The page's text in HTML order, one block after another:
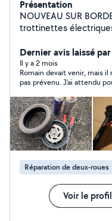
Présentation
NOUVEAU SUR BORDEAUX Réparation
trottinettes
me lance sur
efficace : Intervention à domicile, a l'endroit où vous
êtes en panne (rapide et
domicile (tarifs plus
réparation sur place
Prestations :
Problèmes électriques
rapide Bordeaux et ses
votre vélo ou votre
Contact en message
vous N'hésitez pas à
Dernier avis laissé
Il y a 2 mois
Romain devait venir, mais il
pas prévenu. J’ai attendu
Réparation de deux-roues
Voir le profil